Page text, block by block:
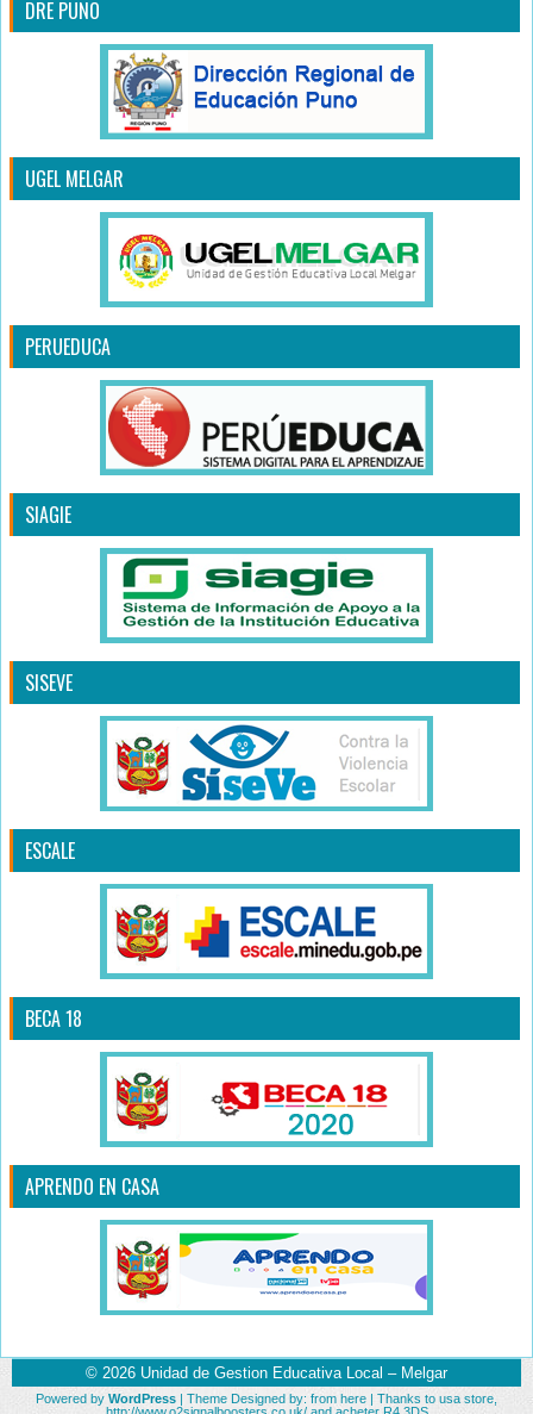
DRE PUNO
UGEL MELGAR
PERUEDUCA
SIAGIE
SISEVE
ESCALE
BECA 18
APRENDO EN CASA
© 2026 Unidad de Gestion Educativa Local – Melgar
Powered by WordPress | Theme Designed by: from here | Thanks to usa store